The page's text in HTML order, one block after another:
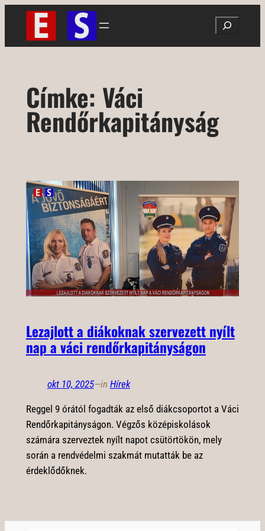
Ugrás
tartalomhoz
Search
Címke: Váci
Rendőrkapitányság
Lezajlott a diákoknak szervezett nyílt
nap a váci rendőrkapitányságon
okt 10, 2025—in Hírek
Reggel 9 órától fogadták az első diákcsoportot a Váci
Rendőrkapitányságon. Végzős középiskolások
számára szerveztek nyílt napot csütörtökön, mely
során a rendvédelmi szakmát mutatták be az
érdeklődőknek.